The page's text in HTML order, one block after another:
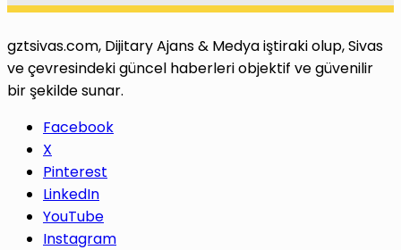
gztsivas.com, Dijitary Ajans & Medya iştiraki olup, Sivas
ve çevresindeki güncel haberleri objektif ve güvenilir
bir şekilde sunar.
Facebook
X
Pinterest
LinkedIn
YouTube
Instagram